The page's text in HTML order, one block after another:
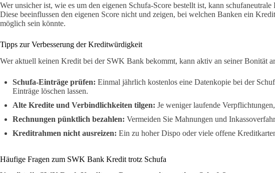
Wer unsicher ist, wie es um den eigenen Schufa-Score bestellt ist, kann
Diese beeinflussen den eigenen Score nicht und zeigen, bei welchen Banken ein
möglich sein könnte.
Tipps zur Verbesserung der Kreditwürdigkeit
Wer aktuell keinen Kredit bei der SWK Bank bekommt, kann aktiv an seiner Bonität
Schufa-Einträge prüfen: Einmal jährlich kostenlos eine Datenkopie bei der
Einträge löschen lassen.
Alte Kredite und Verbindlichkeiten tilgen: Je weniger laufende
Rechnungen pünktlich bezahlen: Vermeiden Sie Mahnungen und
Kreditrahmen nicht ausreizen: Ein zu hoher Dispo oder viele offene
Häufige Fragen zum SWK Bank Kredit trotz Schufa